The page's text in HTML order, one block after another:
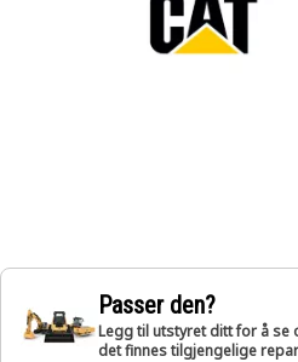
Passer den?
Legg til utstyret ditt for å se
det finnes tilgjengelige